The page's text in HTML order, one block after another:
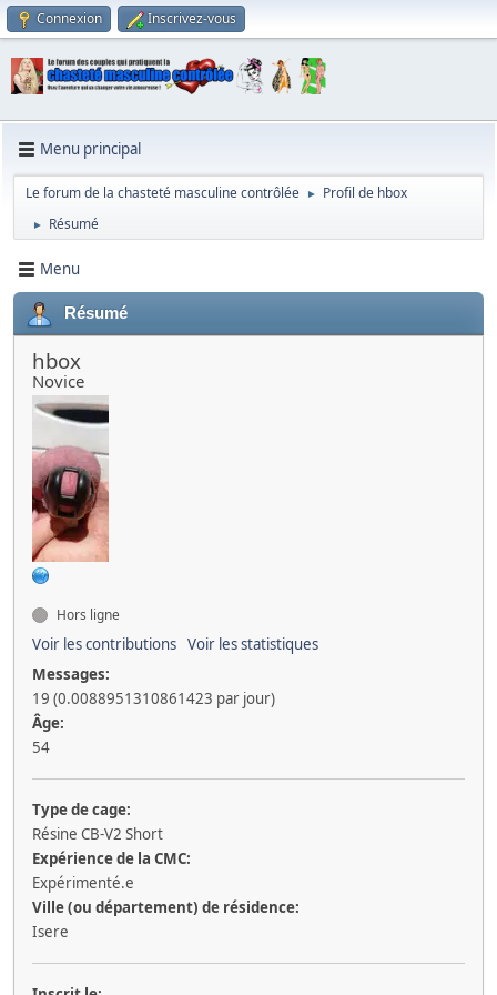
Connexion Inscrivez-vous
Menu principal
Le forum de la chasteté masculine contrôlée ► Profil de hbox
► Résumé
Menu
Résumé
hbox
Novice
Hors ligne
Voir les contributions Voir les statistiques
Messages:
19 (0.0088951310861423 par jour)
Âge:
54
Type de cage:
Résine CB-V2 Short
Expérience de la CMC:
Expérimenté.e
Ville (ou département) de résidence:
Isere